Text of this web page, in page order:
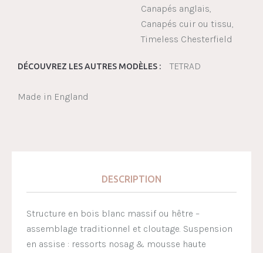
Canapés anglais
Canapés cuir ou tissu
Timeless Chesterfield
DÉCOUVREZ LES AUTRES MODÈLES : TETRAD
Made in England
DESCRIPTION
Structure en bois blanc massif ou hêtre –
assemblage traditionnel et cloutage. Suspension
en assise : ressorts nosag & mousse haute